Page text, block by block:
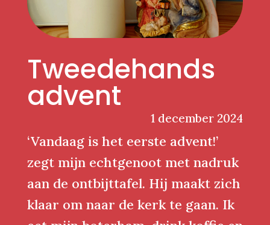
Tweedehands
advent
1 december 2024
‘Vandaag is het eerste advent!’
zegt mijn echtgenoot met nadruk
aan de ontbijttafel. Hij maakt zich
klaar om naar de kerk te gaan. Ik